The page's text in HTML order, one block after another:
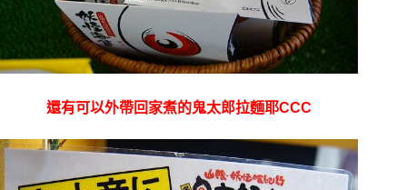
還有可以外帶回家煮的鬼太郎拉麵耶CCC